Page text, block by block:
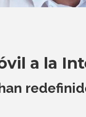
a la